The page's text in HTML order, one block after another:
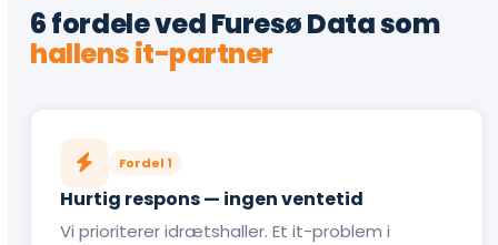
6 fordele ved Furesø Data som
hallens it-partner
Fordel 1
Hurtig respons — ingen ventetid
Vi prioriterer idrætshaller. Et it-problem i